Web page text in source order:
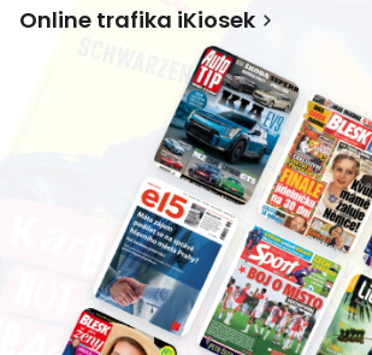
Online trafika iKiosek